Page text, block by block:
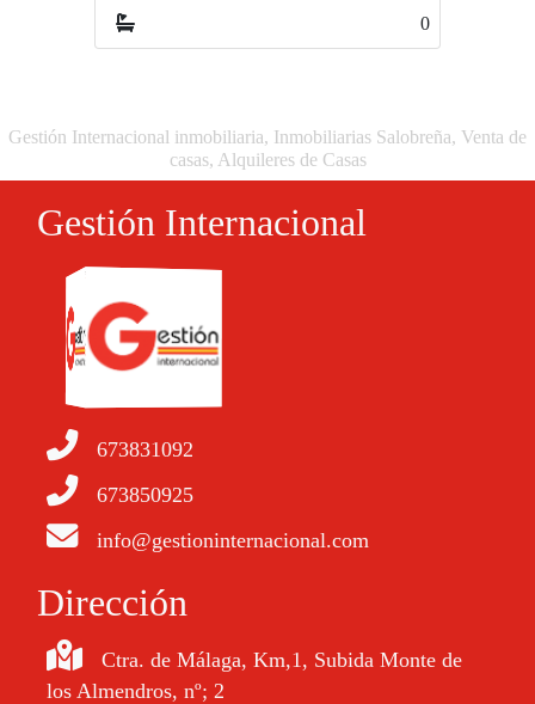
0
Gestión Internacional inmobiliaria, Inmobiliarias Salobreña, Venta de
casas, Alquileres de Casas
Gestión Internacional
673831092
673850925
info@gestioninternacional.com
Dirección
Ctra. de Málaga, Km,1, Subida Monte de
los Almendros, nº; 2